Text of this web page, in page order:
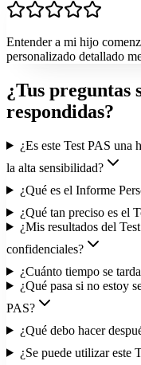
Entender a mi hijo
personalizado detallado
¿Tus preguntas
respondidas?
¿Es este Test PAS una
la alta sensibilidad?
¿Qué es el Informe
¿Qué tan preciso es el
¿Mis resultados del
confidenciales?
¿Cuánto tiempo se
¿Qué pasa si no estoy
PAS?
¿Qué debo hacer
¿Se puede utilizar este